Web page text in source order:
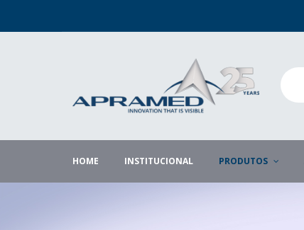
HOME INSTITUCIONAL PRODUTOS